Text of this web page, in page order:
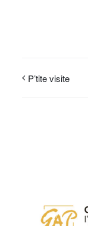
P’tite visite